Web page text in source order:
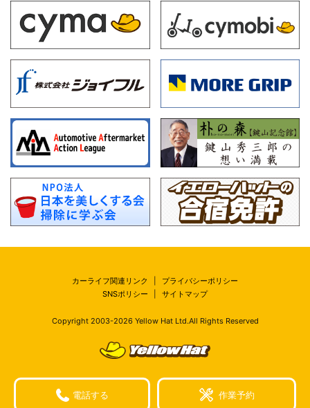
カーライフ関連リンク
プライバシーポリシー
SNSポリシー
サイトマップ
Copyright 2003-2026Yellow Hat Ltd.All Rights Reserved
電話する 作業予約